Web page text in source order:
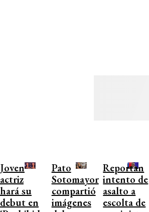
Joven
actriz
hará su
debut en
Pato
Sotomayor
compartió
imágenes
Reportan
intento de
asalto a
escolta de